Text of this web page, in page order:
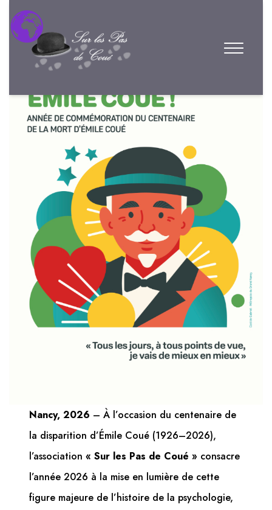
Nancy, 2026 – À l’occasion du centenaire de
la disparition d’Émile Coué (1926–2026),
l’association« Sur les Pas de Coué » consacre
l’année 2026 à la mise en lumière de cette
figure majeure de l’histoire de la psychologie,